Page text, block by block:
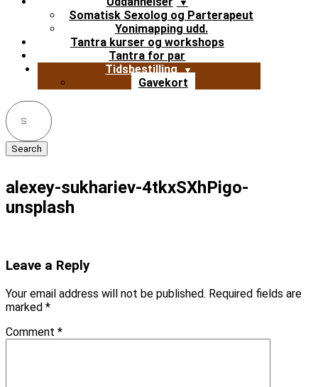
Somatisk Sexolog og Parterapeut
Yonimapping udd.
Tantra kurser og workshops
Tantra for par
Tidsbestilling
Gavekort
Search
for:
alexey-sukhariev-4tkxSXhPigo-
unsplash
Leave a Reply
Your email address will not be published. Required fields are
marked *
Comment *